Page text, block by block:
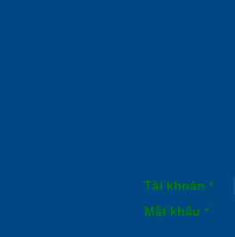
Tài khoản *
Mật khẩu *